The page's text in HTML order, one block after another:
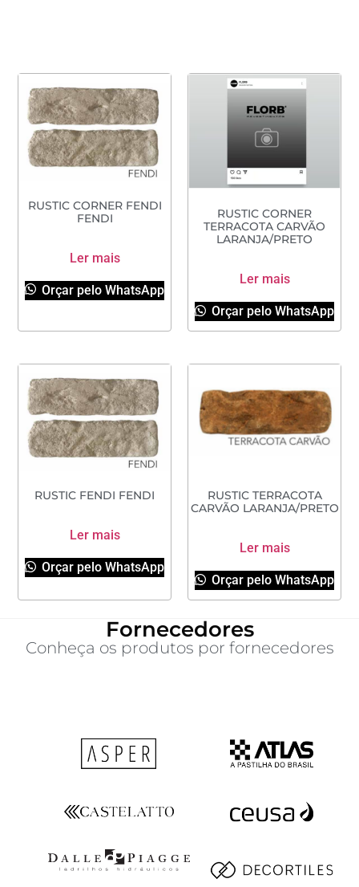
RUSTIC CORNER FENDI
FENDI
Ler mais
Orçar pelo WhatsApp
RUSTIC CORNER
TERRACOTA CARVÃO
LARANJA/PRETO
Ler mais
Orçar pelo WhatsApp
RUSTIC FENDI FENDI
Ler mais
Orçar pelo WhatsApp
RUSTIC TERRACOTA
CARVÃO LARANJA/PRETO
Ler mais
Orçar pelo WhatsApp
Fornecedores
Conheça os produtos por fornecedores